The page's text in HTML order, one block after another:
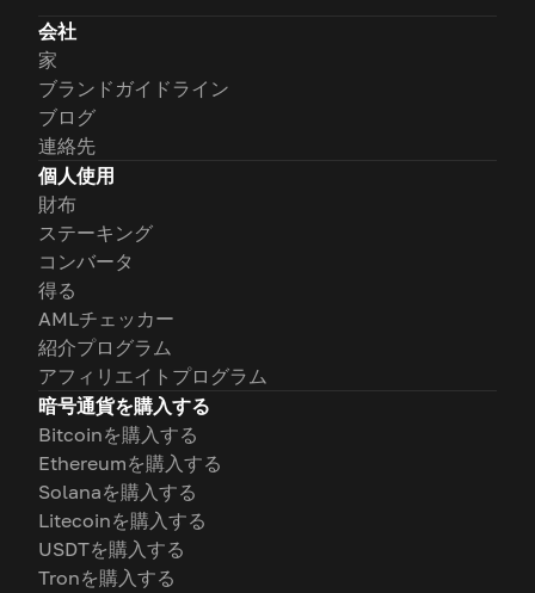
会社
家
ブランドガイドライン
ブログ
連絡先
個人使用
財布
ステーキング
コンバータ
得る
AMLチェッカー
紹介プログラム
アフィリエイトプログラム
暗号通貨を購入する
Bitcoinを購入する
Ethereumを購入する
Solanaを購入する
Litecoinを購入する
USDTを購入する
Tronを購入する